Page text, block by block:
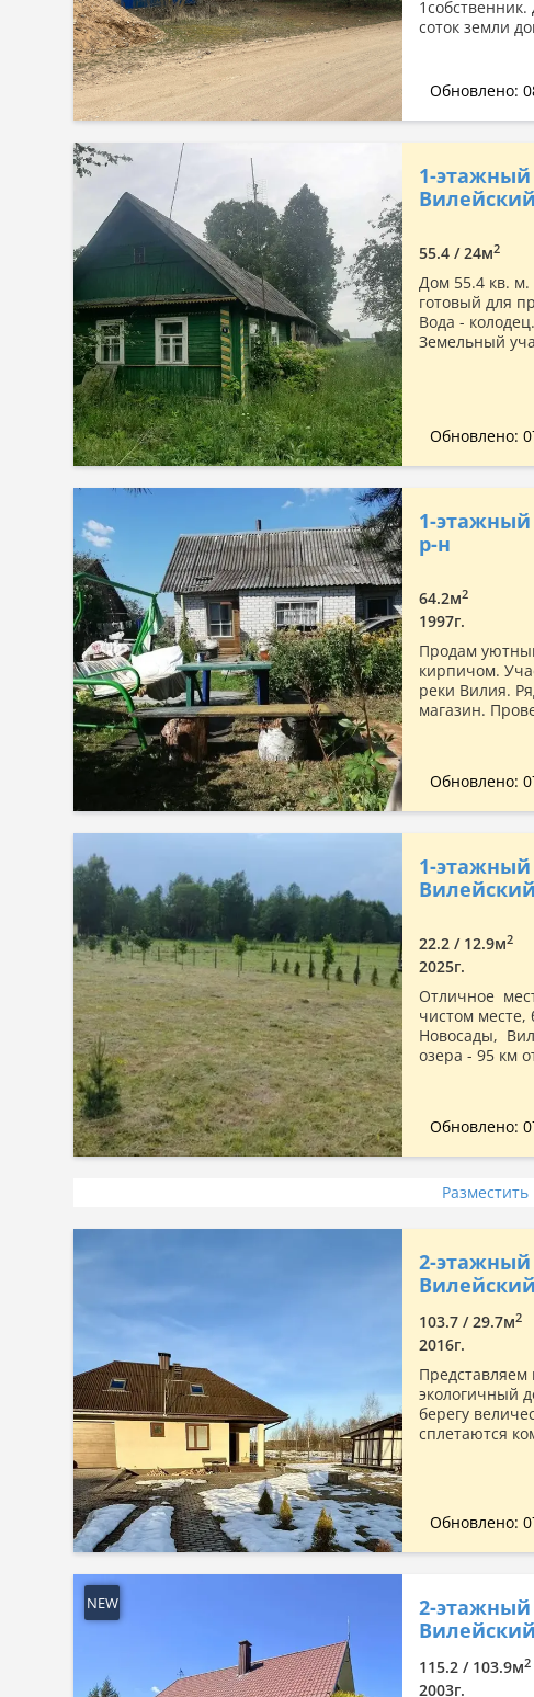
соток земли
Обновлено:
1-
55.4 / 24м2
Дом 55.4 кв.
готовый для
Вода -
Земельный
Обновлено:
1-
р-н
64.2м2
1997г.
Продам
кирпичом.
реки Вилия.
магазин.
Обновлено:
1-
22.2 / 12.9м2
2025г.
Отличное
чистом
Новосады,
озера - 95 км
Обновлено:
2-
103.7 / 29.7м2
2016г.
экологичный
берегу
сплетаются
Обновлено:
NEW
2-
115.2 / 103.9м2
2003г.